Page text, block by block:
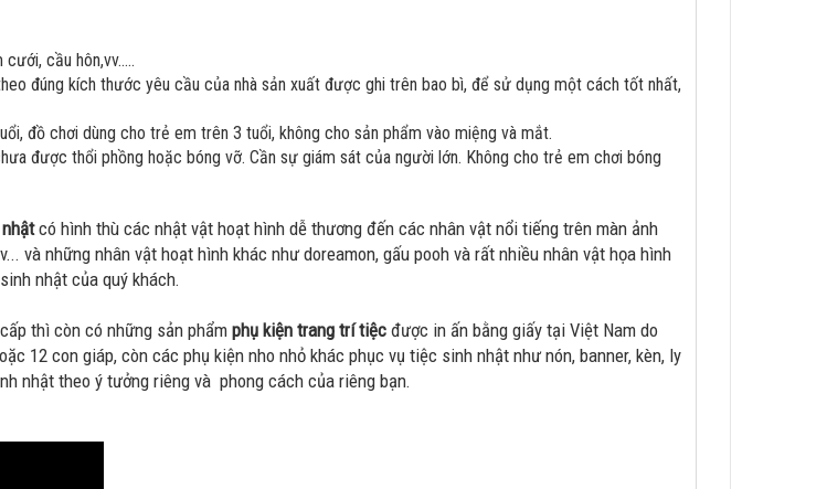
cầu hôn,vv.....
đúng kích thước yêu cầu của nhà sản xuất được ghi trên bao bì, để sử dụng một cách tốt nhất,
đồ chơi dùng cho trẻ em trên 3 tuổi, không cho sản phẩm vào miệng và mắt.
được thổi phồng hoặc bóng vỡ. Cần sự giám sát của người lớn. Không cho trẻ em chơi bóng
có hình thù các nhật vật hoạt hình dễ thương đến các nhân vật nổi tiếng trên màn ảnh
và những nhân vật hoạt hình khác như doreamon, gấu pooh và rất nhiều nhân vật họa hình
nhật của quý khách.
thì còn có những sản phẩmphụ kiện trang trí tiệc được in ấn bằng giấy tại Việt Nam do
12 con giáp, còn các phụ kiện nho nhỏ khác phục vụ tiệc sinh nhật như nón, banner, kèn, ly
nhật theo ý tưởng riêng và phong cách của riêng bạn.